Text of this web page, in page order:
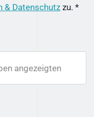
& Datenschutzzu. *
angezeigten